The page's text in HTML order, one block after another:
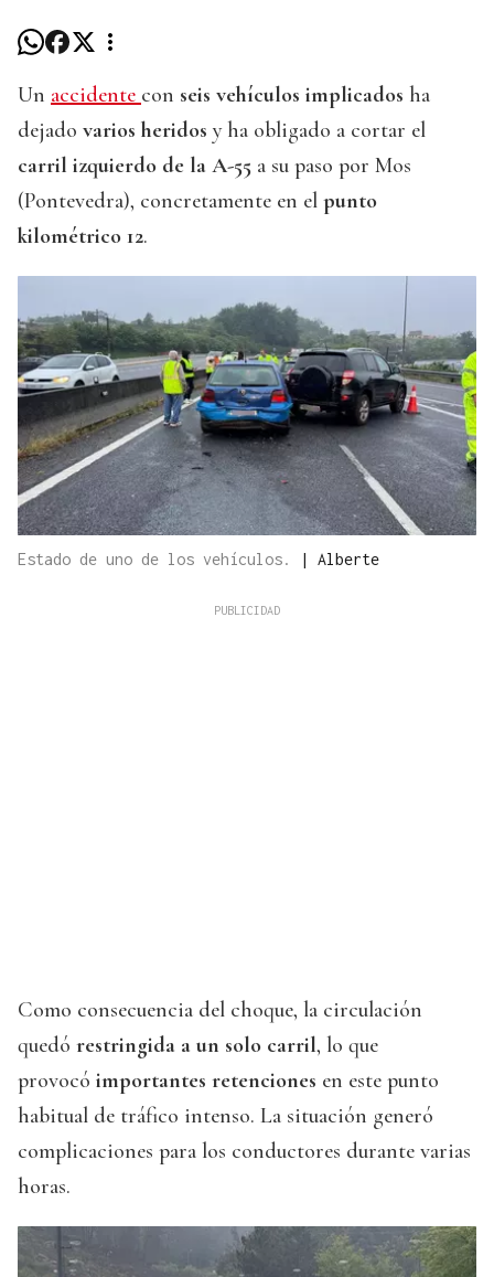
Un accidente con seis vehículos implicados ha
dejado varios heridos y ha obligado a cortar el
carril izquierdo de la A-55 a su paso por Mos
(Pontevedra), concretamente en el punto
kilométrico 12.
Estado de uno de los vehículos. | Alberte
Como consecuencia del choque, la circulación
quedó restringida a un solo carril, lo que
provocó importantes retenciones en este punto
habitual de tráfico intenso. La situación generó
complicaciones para los conductores durante varias
horas.